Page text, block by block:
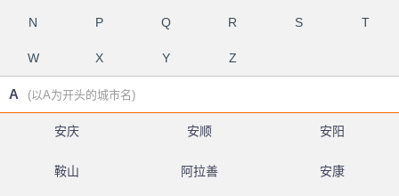
N P Q R S T
W X Y Z
A (以A为开头的城市名)
安庆 安顺 安阳
鞍山 阿拉善 安康